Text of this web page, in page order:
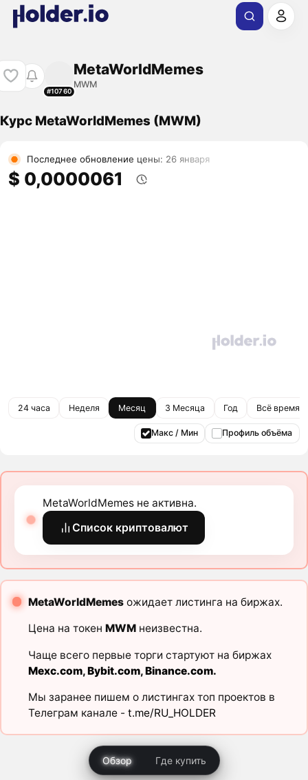
#10760
MetaWorldMemes
MWM
Курс MetaWorldMemes (MWM)
Последнее обновление цены: 26 января
$ 0,0000061
24 часа Неделя Месяц 3 Месяца Год Всё время
Макс / Мин Профиль объёма
MetaWorldMemes не активна.
Список криптовалют
MetaWorldMemesожидает листинга на биржах.
Цена на токен MWMнеизвестна.
Чаще всего первые торги стартуют на биржах
Mexc.com,Bybit.com,Binance.com.
Мы заранее пишем о листингах топ проектов в
Телеграм канале - t.me/RU_HOLDER
Обзор Где купить